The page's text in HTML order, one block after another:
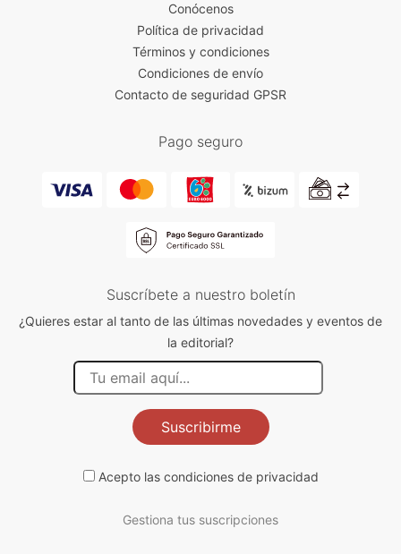
Conócenos
Política de privacidad
Términos y condiciones
Condiciones de envío
Contacto de seguridad GPSR
Pago seguro
Suscríbete a nuestro boletín
¿Quieres estar al tanto de las últimas novedades y eventos de
la editorial?
Suscribirme
Acepto las condiciones de privacidad
Gestiona tus suscripciones